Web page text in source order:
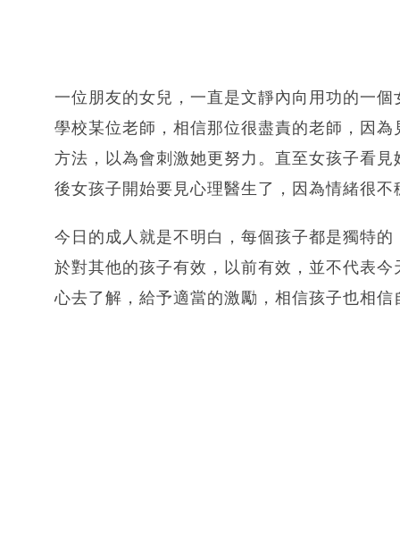
一位朋友的女兒，一直是文靜內向用功的一
學校某位老師，相信那位很盡責的老師，因
方法，以為會刺激她更努力。直至女孩子看
後女孩子開始要見心理醫生了，因為情緒很
今日的成人就是不明白，每個孩子都是獨特
於對其他的孩子有效，以前有效，並不代表
心去了解，給予適當的激勵，相信孩子也相信